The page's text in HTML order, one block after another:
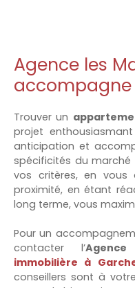
Agence les
accompagne
Trouver un
projet
anticipation et
spécificités du
vos critères, en vous
proximité, en étant
long terme, vous
Pour un
contacter l’
immobilière à
conseillers sont à